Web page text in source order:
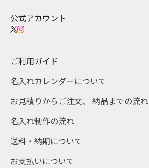
公式アカウント
ご利用ガイド
名入れカレンダーについて
お見積りからご注文、 納品までの流れ
名入れ制作の流れ
送料・納期について
お支払いについて